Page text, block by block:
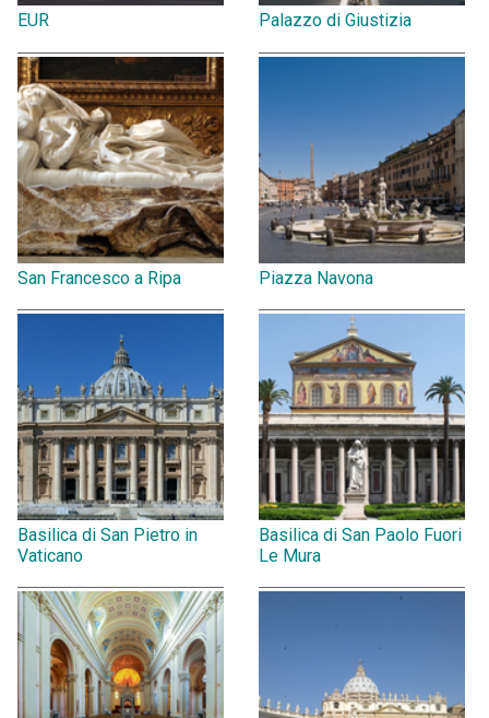
EUR Palazzo di Giustizia
San Francesco a Ripa Piazza Navona
Basilica di San Pietro in
Vaticano
Basilica di San Paolo Fuori
Le Mura